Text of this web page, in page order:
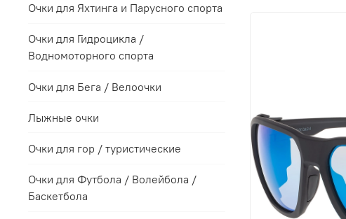
Очки для Яхтинга и Парусного спорта
Очки для Гидроцикла /
Водномоторного спорта
Очки для Бега / Велоочки
Лыжные очки
Очки для гор / туристические
Очки для Футбола / Волейбола /
Баскетбола